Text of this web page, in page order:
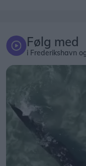
Følg med
i Frederikshavn